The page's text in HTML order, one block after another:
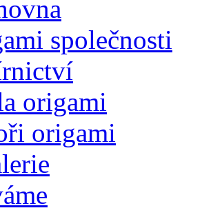
společnosti
origami
origami